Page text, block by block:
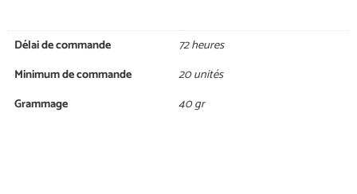
Délai de commande
72 heures
Minimum de commande
20 unités
Grammage
40 gr